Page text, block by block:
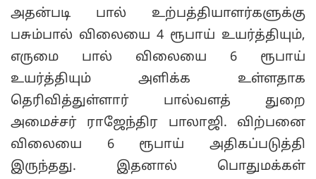
அதன்படி பால் உற்பத்தியாளர்களுக்கு
பசும்பால் விலையை 4 ரூபாய் உயர்த்தியும்,
எருமை பால் விலையை 6 ரூபாய்
உயர்த்தியும் அளிக்க உள்ளதாக
தெரிவித்துள்ளார் பால்வளத் துறை
அமைச்சர் ராஜேந்திர பாலாஜி. விற்பனை
விலையை 6 ரூபாய் அதிகப்படுத்தி
இருந்தது. இதனால் பொதுமக்கள்